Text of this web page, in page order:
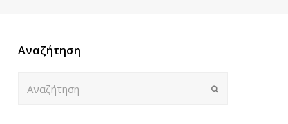
Αναζήτηση